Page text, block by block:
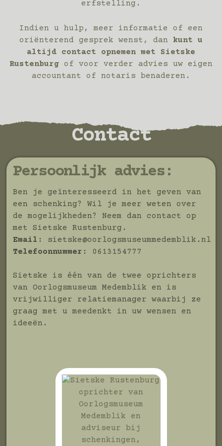
erfstelling.
Indien u hulp, meer informatie of een
oriënterend gesprek wenst, dan kunt u
altijd contact opnemen met Sietske
Rustenburg of voor verder advies uw eigen
accountant of notaris benaderen.
Contact
Persoonlijk advies:
Ben je geïnteresseerd in het geven van
een schenking? Wil je meer weten over
de mogelijkheden? Neem dan contact op
met Sietske Rustenburg.
Email:
sietske@oorlogsmuseummedemblik.nl
Telefoonnummer:
0613154777
Sietske is één van de twee oprichters
van Oorlogsmuseum Medemblik en is
vrijwilliger relatiemanager waarbij ze
graag met u meedenkt in uw wensen en
ideeën.